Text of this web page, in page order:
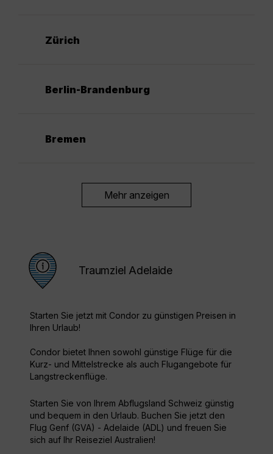
Zürich
Berlin-Brandenburg
Bremen
Mehr anzeigen
Traumziel Adelaide
Starten Sie jetzt mit Condor zu günstigen Preisen in
Ihren Urlaub!
Condor bietet Ihnen sowohl günstige Flüge für die
Kurz- und Mittelstrecke als auch Flugangebote für
Langstreckenflüge.
Starten Sie von Ihrem Abflugsland Schweiz günstig
und bequem in den Urlaub. Buchen Sie jetzt den
Flug Genf (GVA) - Adelaide (ADL) und freuen Sie
sich auf Ihr Reiseziel Australien!